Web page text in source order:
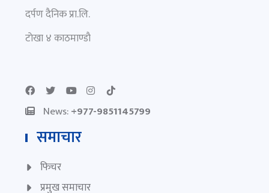
दर्पण दैनिक प्रा.लि.
टाेखा ४ काठमाण्डाै
News:+977-9851145799
समाचार
फिचर
प्रमुख समाचार